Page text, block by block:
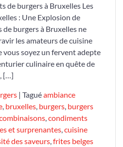
de burgers à Bruxelles Les
: Une Explosion de
burgers à Bruxelles ne
les amateurs de cuisine
vous soyez un fervent adepte
culinaire en quête de
[…]
| Taguéambiance
, bruxelles, burgers, burgers
,condiments
et surprenantes,cuisine
des saveurs,frites belges